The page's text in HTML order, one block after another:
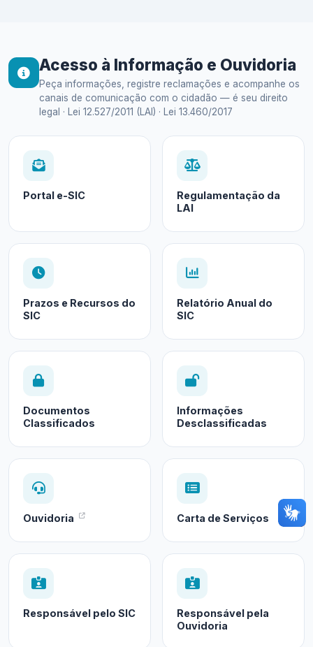
Acesso à Informação e Ouvidoria
Peça informações, registre reclamações e acompanhe os
canais de comunicação com o cidadão — é seu direito
legal · Lei 12.527/2011 (LAI) · Lei 13.460/2017
Portal e-SIC
Regulamentação da
LAI
Prazos e Recursos do
SIC
Relatório Anual do
SIC
Documentos
Classificados
Informações
Desclassificadas
Ouvidoria Carta de Serviços
Responsável pelo SIC
Responsável pela
Ouvidoria